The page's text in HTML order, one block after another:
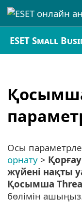
ESET Small
Осы
орнату >
жүйені нақты
Қосымша
бөлімін